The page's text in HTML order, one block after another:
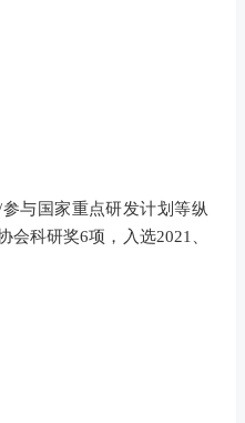
与国家重点研发计划等纵
科研奖6项，入选2021、